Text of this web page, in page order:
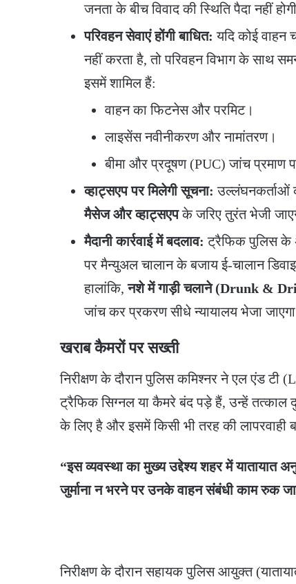
जनता के बीच विवाद की स्थिति पैदा नहीं
परिवहन सेवाएं होंगी बाधित: यदि कोई
नहीं करता है, तो परिवहन विभाग के साथ
इसमें शामिल हैं:
​वाहन का फिटनेस और परमिट।
​लाइसेंस नवीनीकरण और नामांतरण।
​बीमा और प्रदूषण (PUC) जांच प्रमाण
व्हाट्सएप पर मिलेगी सूचना: उल्लंघनकर्ताओं
मैसेज और व्हाट्सएपके जरिए तुरंत भेजी
मैदानी कार्रवाई में बदलाव: ट्रैफिक पुलिस के
पर मैन्युअल चालान के बजाय ई-चालान
हालांकि,नशे में गाड़ी चलाने (Drunk &
जांच कर प्रकरण सीधे न्यायालय भेजा
खराब कैमरों पर सख्ती
​निरीक्षण के दौरान पुलिस कमिश्नर ने एल एंड
ट्रैफिक सिग्नल या कैमरे बंद पड़े हैं, उन्हें तत्काल
के लिए है और इसमें किसी भी तरह की लापरवाही
“इस व्यवस्था का मुख्य उद्देश्य शहर में यातायात
जुर्माना न भरने पर उनके वाहन संबंधी काम रुक
​निरीक्षण के दौरान सहायक पुलिस आयुक्त